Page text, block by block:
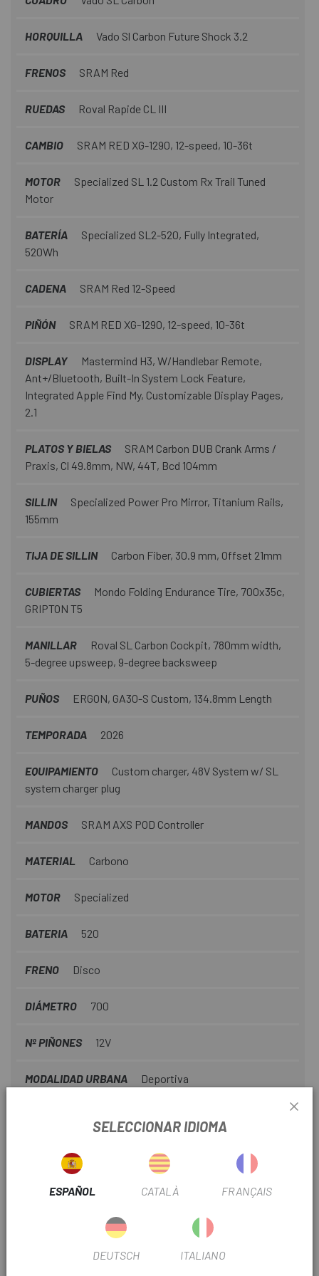
HORQUILLA Vado Sl Carbon Future Shock 3.2
FRENOS SRAM Red
RUEDAS Roval Rapide CL III
CAMBIO SRAM RED XG-1290, 12-speed, 10-36t
MOTOR
Specialized SL 1.2 Custom Rx Trail Tuned
Motor
BATERÍA
Specialized SL2-520, Fully Integrated,
520Wh
CADENA SRAM Red 12-Speed
PIÑÓN SRAM RED XG-1290, 12-speed, 10-36t
DISPLAY
Mastermind H3, W/Handlebar Remote,
Ant+/Bluetooth, Built-In System Lock Feature,
Integrated Apple Find My, Customizable Display Pages,
2.1
PLATOS Y BIELAS
SRAM Carbon DUB Crank Arms /
Praxis, Cl 49.8mm, NW, 44T, Bcd 104mm
SILLIN
Specialized Power Pro Mirror, Titanium Rails,
155mm
TIJA DE SILLIN Carbon Fiber, 30.9 mm, Offset 21mm
CUBIERTAS
Mondo Folding Endurance Tire, 700x35c,
GRIPTON T5
MANILLAR
Roval SL Carbon Cockpit, 780mm width,
5-degree upsweep, 9-degree backsweep
PUÑOS ERGON, GA30-S Custom, 134.8mm Length
TEMPORADA 2026
EQUIPAMIENTO
Custom charger, 48V System w/ SL
system charger plug
MANDOS SRAM AXS POD Controller
MATERIAL Carbono
MOTOR Specialized
BATERIA 520
FRENO Disco
DIÁMETRO 700
Nº PIÑONES 12V
MODALIDAD URBANA Deportiva
Nº PLATOS
SELECCIONAR IDIOMA
ESPAÑOL CATALÀ FRANÇAIS
DEUTSCH ITALIANO